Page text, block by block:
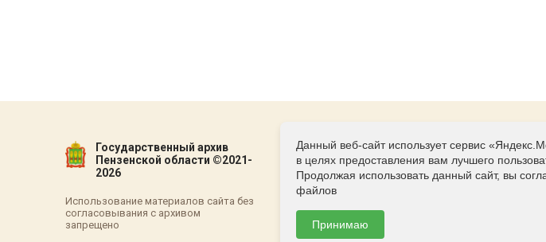
Государственный архив
Пензенской области ©2021-
2026
Использование материалов сайта без
согласовывания с архивом
запрещено
Контакты
г.Пенза, ул.
Данный веб-сайт использует сервис
в целях предоставления вам лучшего
Продолжая использовать данный сайт, вы
файлов
Принимаю